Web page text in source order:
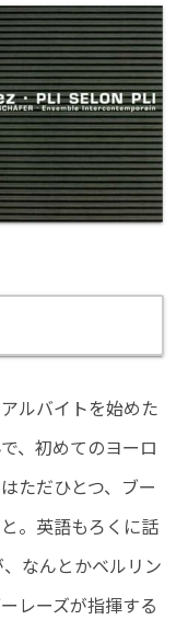
ルバイトを始めた
、初めてのヨーロ
ただひとつ、ブー
。英語もろくに話
なんとかベルリン
レーズが指揮する